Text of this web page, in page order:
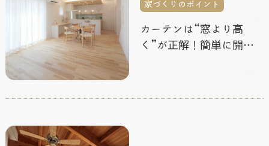
家づくりのポイント
カーテンは“窓より高
く”が正解！簡単に開放